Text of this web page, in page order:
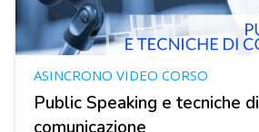
Public Speaking e tecniche di
ASINCRONO VIDEO CORSO